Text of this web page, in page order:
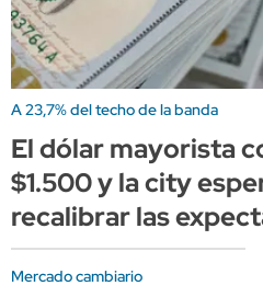
A 23,7% del techo de la banda
El dólar mayorista
$1.500 y la city
recalibrar las
Mercado cambiario